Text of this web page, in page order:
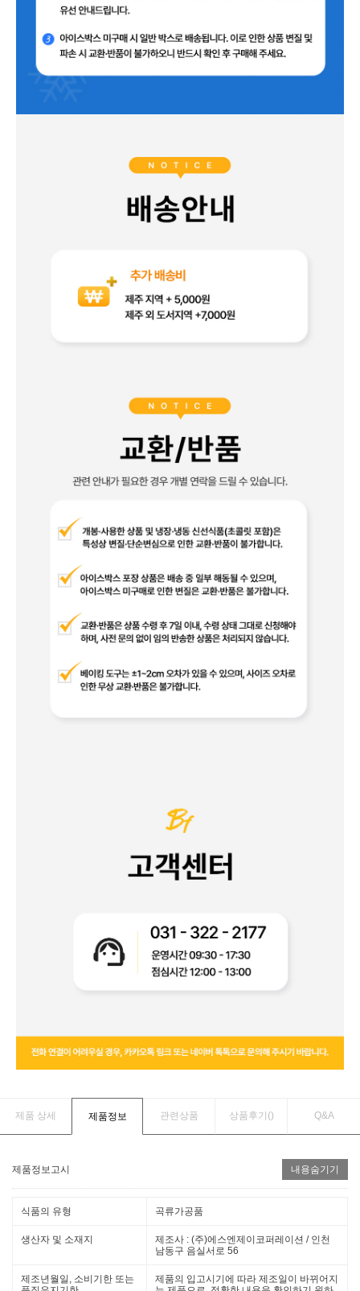
제품 상세 제품정보 관련상품 상품후기() Q&A
제품정보고시 내용숨기기
식품의 유형 곡류가공품
생산자 및 소재지
제조사 : (주)에스엔제이코퍼레이션 / 인천
남동구 음실서로 56
제조년월일, 소비기한 또는
제품의 입고시기에 따라 제조일이 바뀌어지